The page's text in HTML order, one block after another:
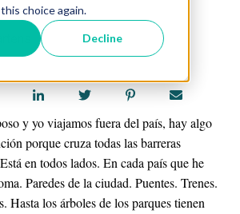
choice again.
Decline
y yo viajamos fuera del país, hay algo
porque cruza todas las barreras
en todos lados. En cada país que he
Paredes de la ciudad. Puentes. Trenes.
Hasta los árboles de los parques tienen